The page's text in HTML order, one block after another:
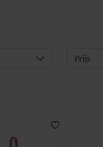
Déplier Prijs